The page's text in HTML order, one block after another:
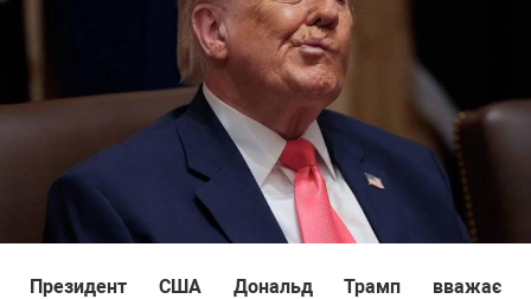
Президент США Дональд Трамп вважає